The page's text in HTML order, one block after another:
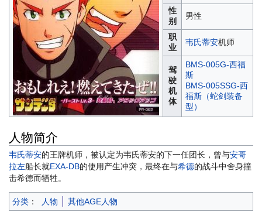
性
别
男性
职
业
韦氏蒂安机师
驾
驶
机
体
BMS-005G-西福
斯
BMS-005SSG-西
福斯（蛇剑装备
型）
人物简介
韦氏蒂安的王牌机师，被认定为韦氏蒂安的下一任团长，曾与安哥
拉左船长就EXA-DB的使用产生冲突，最终在与希德的战斗中舍身撞
击希德而牺牲。
分类 ： 人物 其他AGE人物